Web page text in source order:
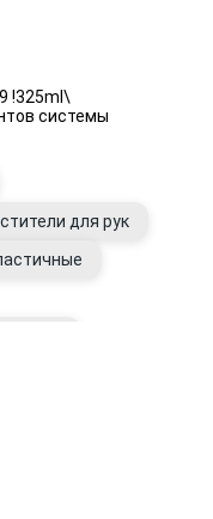
!325ml\
системы
для рук